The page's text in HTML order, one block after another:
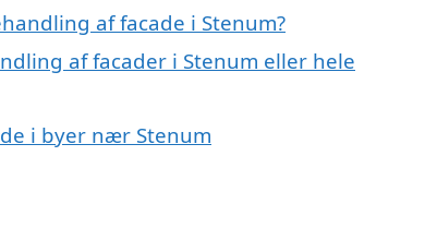
af facade i Stenum?
af facader i Stenum eller hele
i byer nær Stenum